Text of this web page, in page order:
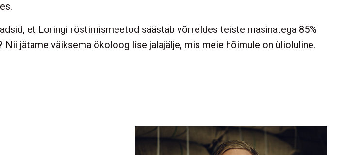
et Loringi röstimismeetod säästab võrreldes teiste masinatega 85%
Nii jätame väiksema ökoloogilise jalajälje, mis meie hõimule on ülioluline.